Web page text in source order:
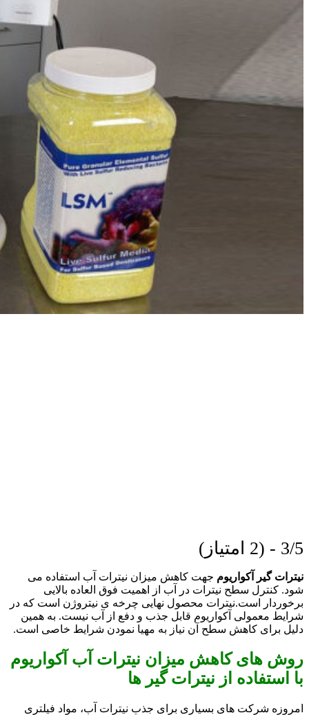
3/5 - (2 امتیاز)
نیترات گیر آکواریوم جهت کاهش میزان نیترات آب استفاده می
شود. کنترل سطح نیترات در آب از اهمیت فوق العاده بالایی
برخوردار است.نیترات محصول نهایی چرخه ی نیتروژن است که در
شرایط معمولی آکواریوم قابل جذب و دفع از آب نیست. به همین
دلیل برای کاهش سطح آن نیاز به مهیا نمودن شرایط خاصی است.
روش های کاهش میزان نیترات آب آکواریوم
با استفاده از نیترات گیر ها
امروزه شرکت های بسیاری برای جذب نیترات آب، مواد فیلتری